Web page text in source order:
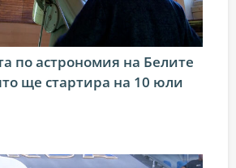
по астрономия на Белите
ще стартира на 10 юли